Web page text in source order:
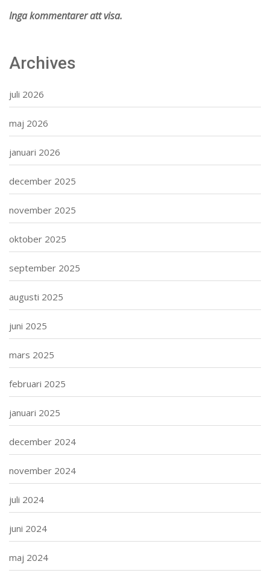
Inga kommentarer att visa.
Archives
juli 2026
maj 2026
januari 2026
december 2025
november 2025
oktober 2025
september 2025
augusti 2025
juni 2025
mars 2025
februari 2025
januari 2025
december 2024
november 2024
juli 2024
juni 2024
maj 2024